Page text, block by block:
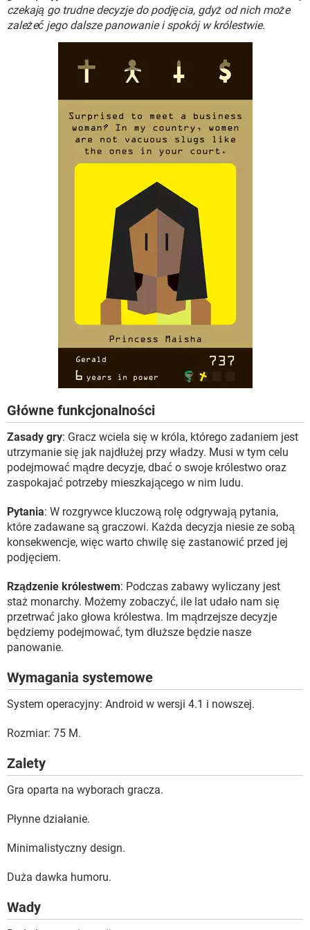
WINDOWS 10
czekają go trudne decyzje do podjęcia, gdyż od nich może
zależeć jego dalsze panowanie i spokój w królestwie.
Główne funkcjonalności
Zasady gry: Gracz wciela się w króla, którego zadaniem jest
utrzymanie się jak najdłużej przy władzy. Musi w tym celu
podejmować mądre decyzje, dbać o swoje królestwo oraz
zaspokajać potrzeby mieszkającego w nim ludu.
Pytania: W rozgrywce kluczową rolę odgrywają pytania,
które zadawane są graczowi. Każda decyzja niesie ze sobą
konsekwencje, więc warto chwilę się zastanowić przed jej
podjęciem.
Rządzenie królestwem: Podczas zabawy wyliczany jest
staż monarchy. Możemy zobaczyć, ile lat udało nam się
przetrwać jako głowa królestwa. Im mądrzejsze decyzje
będziemy podejmować, tym dłuższe będzie nasze
panowanie.
Wymagania systemowe
System operacyjny: Android w wersji 4.1 i nowszej.
Rozmiar: 75 M.
Zalety
Gra oparta na wyborach gracza.
Płynne działanie.
Minimalistyczny design.
Duża dawka humoru.
Wady